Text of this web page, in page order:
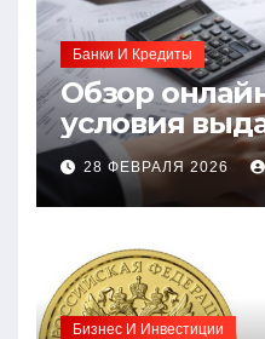
Банки И Кредиты
Обзор
условия
процентные
требования
28 ФЕВРАЛЯ 2026
Бизнес И Инвестиции